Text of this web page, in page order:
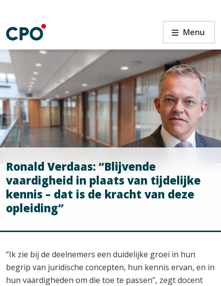
de
inhoud
Ronald
Verdaas:
“Blijvende
vaardigheid
in
plaats
van
tijdelijke
kennis
–
dat
is
kracht
van
deze
opleiding”
Menu
Ronald Verdaas: “Blijvende
vaardigheid in plaats van tijdelijke
kennis – dat is de kracht van deze
opleiding”
“Ik zie bij de deelnemers een duidelijke groei in hun
begrip van juridische concepten, hun kennis ervan, en in
hun vaardigheden om die toe te passen”, zegt docent